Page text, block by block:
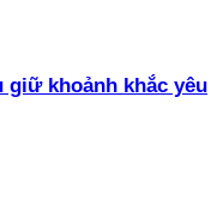
khoảnh khắc yêu